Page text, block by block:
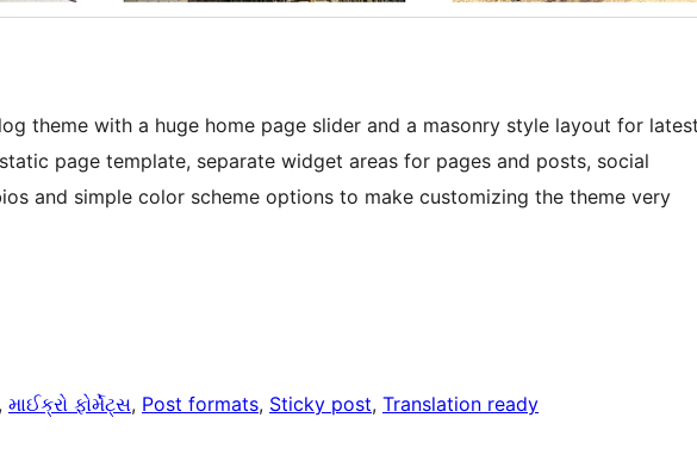
theme with a huge home page slider and a masonry style layout for
page template, separate widget areas for pages and posts, social
and simple color scheme options to make customizing the theme very
, માઈક્રો ફોર્મેટ્સ, Post formats, Sticky post, Translation ready